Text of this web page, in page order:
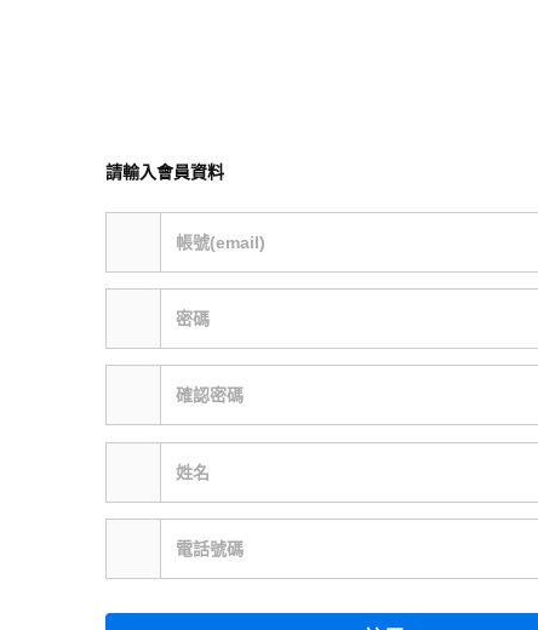
請輸入會員資料
帳號(email)
密碼
確認密碼
姓名
電話號碼